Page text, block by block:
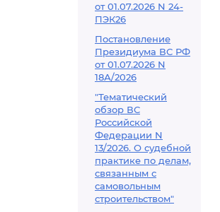
от 01.07.2026 N 24-
ПЭК26
Постановление
Президиума ВС РФ
от 01.07.2026 N
18А/2026
"Тематический
обзор ВС
Российской
Федерации N
13/2026. О судебной
практике по делам,
связанным с
самовольным
строительством"